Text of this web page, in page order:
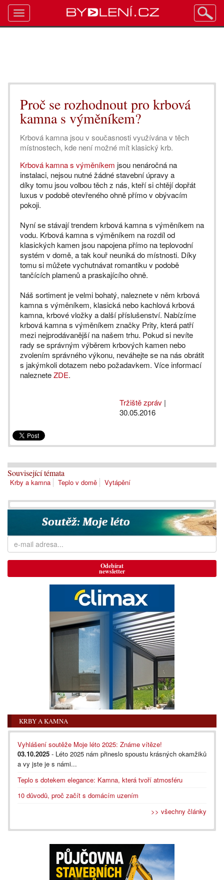
Proč se rozhodnout pro krbová
kamna s výměníkem?
Krbová kamna jsou v současnosti využívána v těch
místnostech, kde není možné mít klasický krb.
Krbová kamna s výměníkem jsou nenáročná na
instalaci, nejsou nutné žádné stavební úpravy a
díky tomu jsou volbou těch z nás, kteří si chtějí dopřát
luxus v podobě otevřeného ohně přímo v obývacím
pokoji.
Nyní se stávají trendem krbová kamna s výměníkem na
vodu. Krbová kamna s výměníkem na rozdíl od
klasických kamen jsou napojena přímo na teplovodní
systém v domě, a tak kouř neuniká do místnosti. Díky
tomu si můžete vychutnávat romantiku v podobě
tančících plamenů a praskajícího ohně.
Náš sortiment je velmi bohatý, naleznete v něm krbová
kamna s výměníkem, klasická nebo kachlová krbová
kamna, krbové vložky a další příslušenství. Nabízíme
krbová kamna s výměníkem značky Prity, která patří
mezi nejprodávanější na našem trhu. Pokud si nevíte
rady se správným výběrem krbových kamen nebo
zvolením správného výkonu, neváhejte se na nás obrátit
s jakýmkoli dotazem nebo požadavkem. Více informací
nalezneteZDE.
Tržiště zpráv |
30.05.2016
Související témata
Krby a kamna Teplo v domě Vytápění
Odebírat
newsletter
KRBY A KAMNA
Vyhlášení soutěže Moje léto 2025: Známe vítěze!
03.10.2025 - Léto 2025 nám přineslo spoustu krásných okamžiků
a vy jste je s námi...
Teplo s dotekem elegance: Kamna, která tvoří atmosféru
10 důvodů, proč začít s domácím uzením
>> všechny články
Toggle
navigation